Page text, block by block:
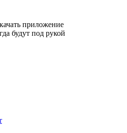
приложение
будут под рукой